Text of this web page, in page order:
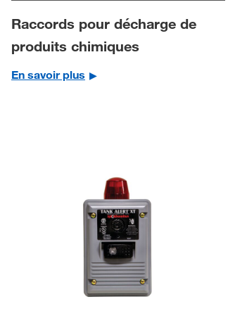
Raccords pour décharge de
produits chimiques
En savoir plus